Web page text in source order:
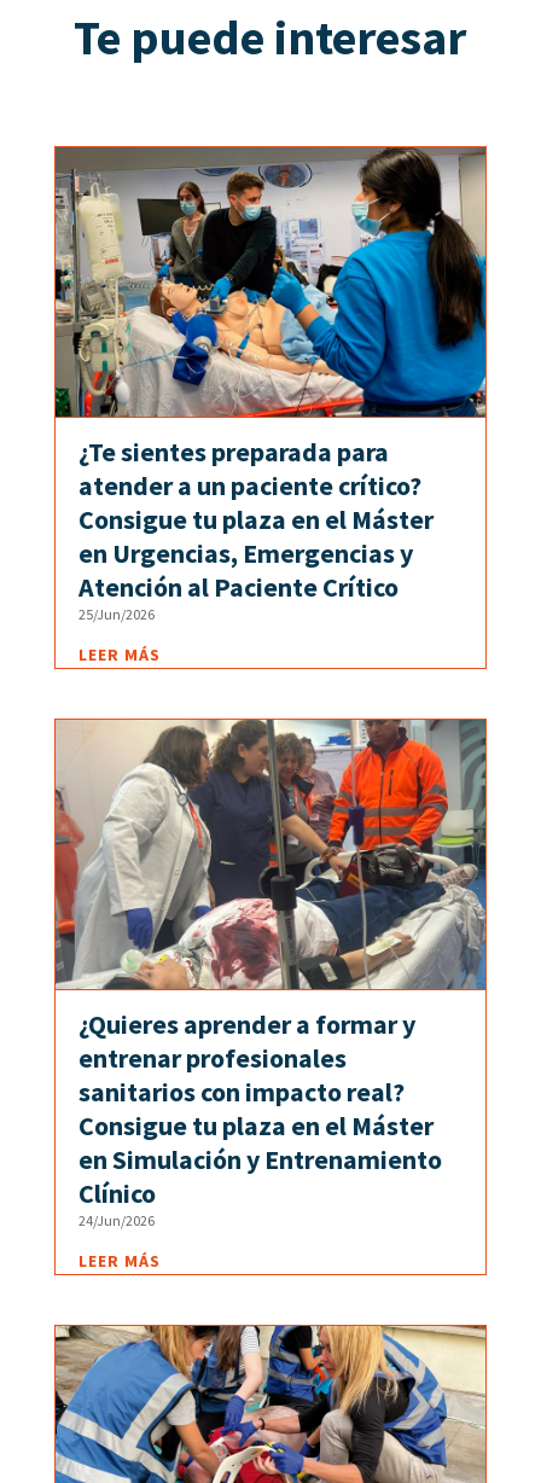
Te puede interesar
¿Te sientes preparada para
atender a un paciente crítico?
Consigue tu plaza en el Máster
en Urgencias, Emergencias y
Atención al Paciente Crítico
25/Jun/2026
LEER MÁS
¿Quieres aprender a formar y
entrenar profesionales
sanitarios con impacto real?
Consigue tu plaza en el Máster
en Simulación y Entrenamiento
Clínico
24/Jun/2026
LEER MÁS